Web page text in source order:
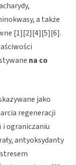
a także
[1][2][4][5][6].
na co
jako
regeneracji
i ograniczaniu
antyoksydanty